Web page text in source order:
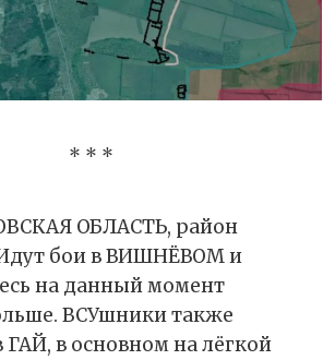
* * *
ОБЛАСТЬ, район
бои в ВИШНЁВОМ и
на данный момент
ВСУшники также
ГАЙ, в основном на лёгкой